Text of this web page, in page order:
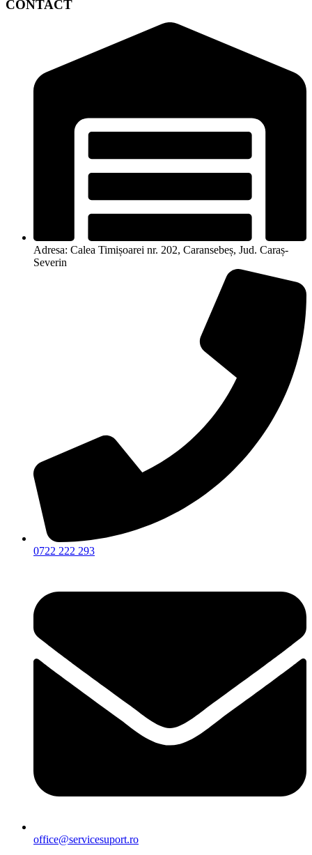
CONTACT
Adresa: Calea Timișoarei nr. 202, Caransebeș, Jud. Caraș-
Severin
0722 222 293
office@servicesuport.ro